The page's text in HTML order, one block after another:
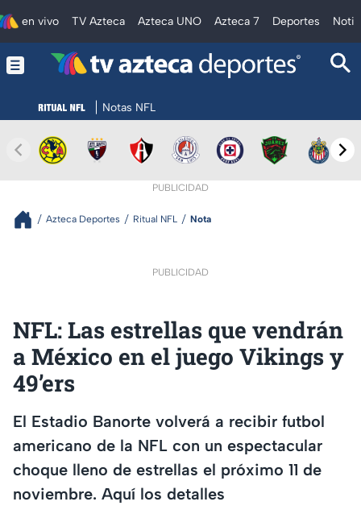
en vivo TV Azteca Azteca UNO Azteca 7 Deportes
Notas NFL
PUBLICIDAD
Azteca Deportes Ritual NFL Nota
PUBLICIDAD
NFL: Las estrellas que vendrán
a México en el juego Vikings y
49’ers
El Estadio Banorte volverá a recibir futbol
americano de la NFL con un espectacular
choque lleno de estrellas el próximo 11 de
noviembre. Aquí los detalles